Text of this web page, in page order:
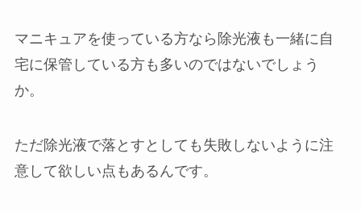
マニキュアを使っている方なら除光液も一緒に自
宅に保管している方も多いのではないでしょう
か。
ただ除光液で落とすとしても失敗しないように注
意して欲しい点もあるんです。